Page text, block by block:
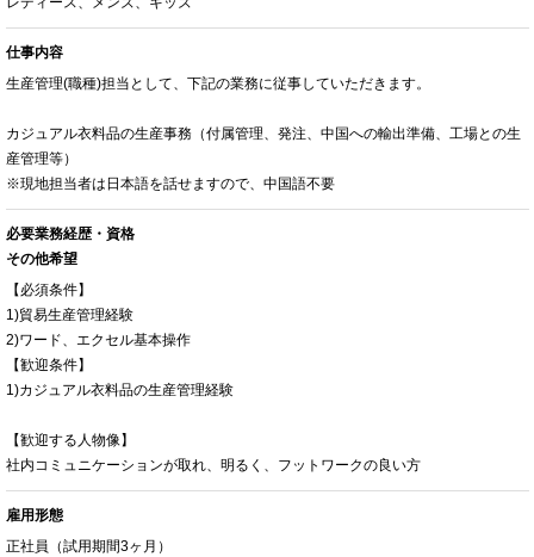
仕事内容
生産管理(職種)担当として、下記の業務に従事していただきます。
カジュアル衣料品の生産事務（付属管理、発注、中国への輸出準備、工場との生
産管理等）
※現地担当者は日本語を話せますので、中国語不要
必要業務経歴・資格
その他希望
【必須条件】
1)貿易生産管理経験
2)ワード、エクセル基本操作
【歓迎条件】
1)カジュアル衣料品の生産管理経験
【歓迎する人物像】
社内コミュニケーションが取れ、明るく、フットワークの良い方
雇用形態
正社員（試用期間3ヶ月）